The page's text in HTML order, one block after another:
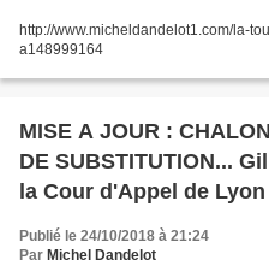
http://www.micheldandelot1.com/la-
a148999164
MISE A JOUR :
DE SUBSTITUTION...
la Cour d'Appel de Lyon
Publié le 24/10/2018 à 21:24
Par Michel Dandelot